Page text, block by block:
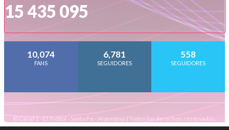
15 435 095
10,074
FANS
6,781
SEGUIDORES
558
SEGUIDORES
© Canal 1 - El Trébol - Santa Fe - Argentina | Todos los derechos reservados.